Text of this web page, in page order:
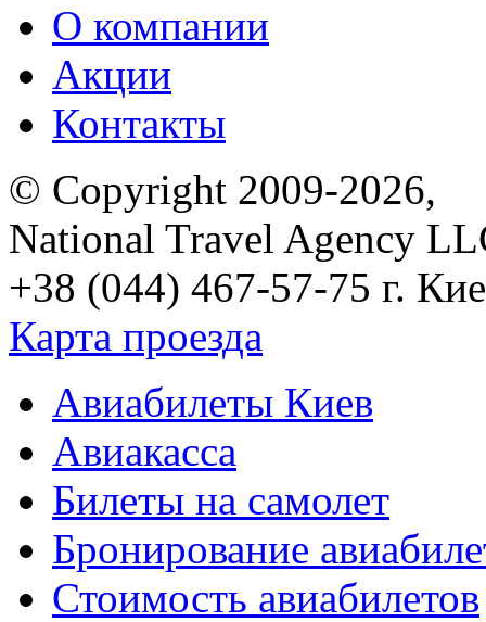
О компании
Акции
Контакты
© Copyright 2009-2026,
National Travel Agency
+38 (044) 467-57-75 г.
Карта проезда
Авиабилеты Киев
Авиакасса
Билеты на самолет
Бронирование
Стоимость авиабилетов